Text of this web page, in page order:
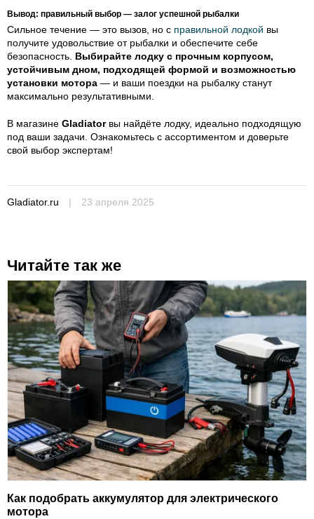
Вывод: правильный выбор — залог успешной рыбалки
Сильное течение — это вызов, но с правильной лодкой вы
получите удовольствие от рыбалки и обеспечите себе
безопасность. Выбирайте лодку с прочным корпусом,
устойчивым дном, подходящей формой и возможностью
установки мотора — и ваши поездки на рыбалку станут
максимально результативными.
В магазине Gladiatorвы найдёте лодку, идеально подходящую
под ваши задачи. Ознакомьтесь с ассортиментом и доверьте
свой выбор экспертам!
Gladiator.ru | 23 апреля 2025
Читайте так же
Как подобрать аккумулятор для электрического
мотора